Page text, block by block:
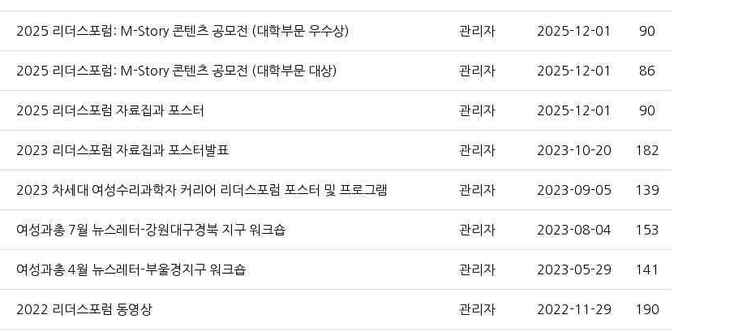
2025 리더스포럼: M-Story 콘텐츠 공모전 (대학부문 우수상) 관리자 2025-12-01 90
2025 리더스포럼: M-Story 콘텐츠 공모전 (대학부문 대상) 관리자 2025-12-01 86
2025 리더스포럼 자료집과 포스터 관리자 2025-12-01 90
2023 리더스포럼 자료집과 포스터발표 관리자 2023-10-20 182
2023 차세대 여성수리과학자 커리어 리더스포럼 포스터 및 프로그램 관리자 2023-09-05 139
여성과총 7월 뉴스레터-강원대구경북 지구 워크숍 관리자 2023-08-04 153
여성과총 4월 뉴스레터-부울경지구 워크숍 관리자 2023-05-29 141
2022 리더스포럼 동영상 관리자 2022-11-29 190